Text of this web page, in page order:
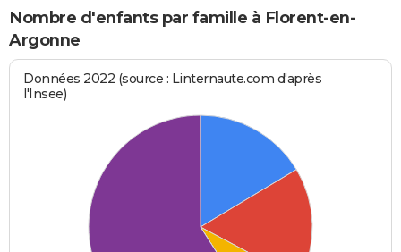
Nombre d'enfants par famille à Florent-en-
Argonne
Données 2022 (source : Linternaute.com d'après
l'Insee)